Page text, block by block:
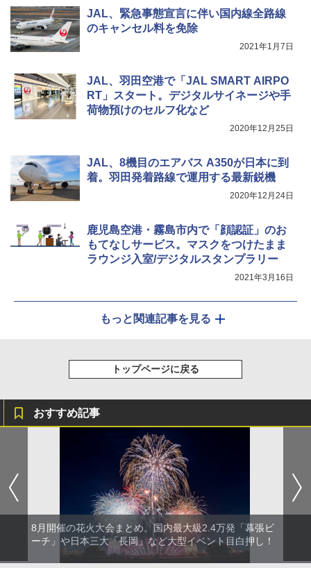
JAL、緊急事態宣言に伴い国内線全路線
のキャンセル料を免除
2021年1月7日
JAL、羽田空港で「JAL SMART AIRPO
RT」スタート。デジタルサイネージや手
荷物預けのセルフ化など
2020年12月25日
JAL、8機目のエアバス A350が日本に到
着。羽田発着路線で運用する最新鋭機
2020年12月24日
鹿児島空港・霧島市内で「顔認証」のお
もてなしサービス。マスクをつけたまま
ラウンジ入室/デジタルスタンプラリー
2021年3月16日
もっと関連記事を見る
トップページに戻る
おすすめ記事
8月開催の花火大会まとめ。国内最大級2.4万発「幕張ビ
ーチ」や日本三大「長岡」など大型イベント目白押し！